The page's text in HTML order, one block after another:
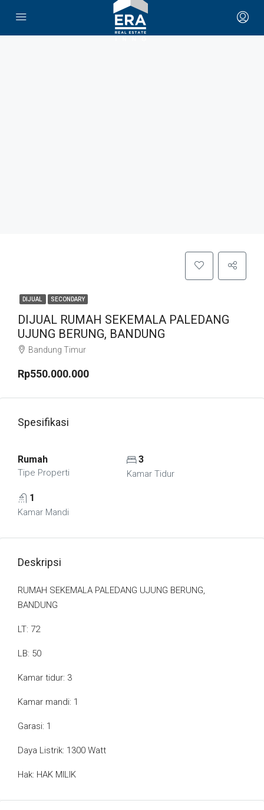
DIJUAL SECONDARY
DIJUAL RUMAH SEKEMALA PALEDANG
UJUNG BERUNG, BANDUNG
Bandung Timur
Rp550.000.000
Spesifikasi
Rumah
Tipe Properti
3
Kamar Tidur
1
Kamar Mandi
Deskripsi
RUMAH SEKEMALA PALEDANG UJUNG BERUNG,
BANDUNG
LT: 72
LB: 50
Kamar tidur: 3
Kamar mandi: 1
Garasi: 1
Daya Listrik: 1300 Watt
Hak: HAK MILIK